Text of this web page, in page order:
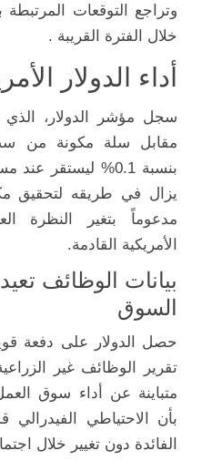
وتراجع التوقعات المرتبطة
خلال الفترة القريبة .
أداء الدولار
سجل مؤشر الدولار، الذي
مقابل سلة مكونة من
مدعوماً بتغير النظرة
الأمريكية القادمة.
بيانات الوظائف
السوق
حصل الدولار على دفعة
تقرير الوظائف غير
متباينة عن أداء سوق
بأن الاحتياطي
الفائدة دون تغيير خلال